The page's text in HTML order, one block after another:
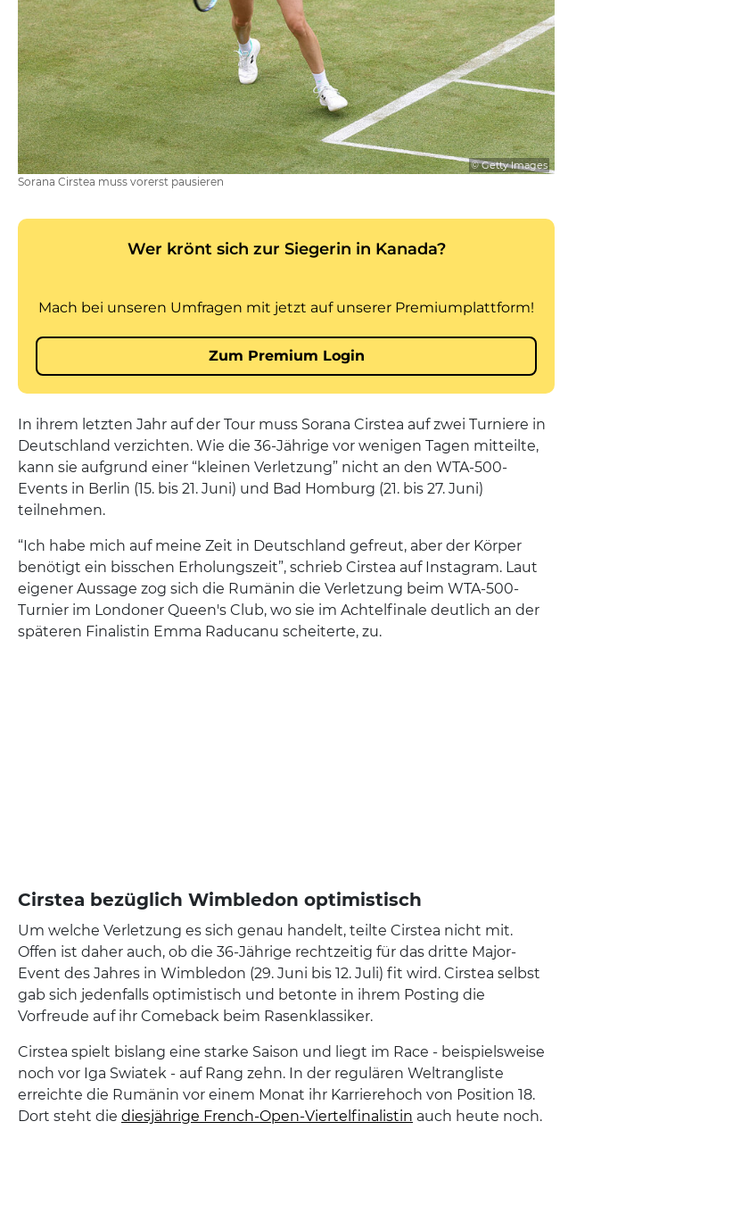
© Getty Images
Sorana Cirstea muss vorerst pausieren
In ihrem letzten Jahr auf der Tour muss Sorana Cirstea auf zwei Turniere in
Deutschland verzichten. Wie die 36-Jährige vor wenigen Tagen mitteilte,
kann sie aufgrund einer “kleinen Verletzung” nicht an den WTA-500-
Events in Berlin (15. bis 21. Juni) und Bad Homburg (21. bis 27. Juni)
teilnehmen.
“Ich habe mich auf meine Zeit in Deutschland gefreut, aber der Körper
benötigt ein bisschen Erholungszeit”, schrieb Cirstea auf Instagram. Laut
eigener Aussage zog sich die Rumänin die Verletzung beim WTA-500-
Turnier im Londoner Queen's Club, wo sie im Achtelfinale deutlich an der
späteren Finalistin Emma Raducanu scheiterte, zu.
Cirstea bezüglich Wimbledon optimistisch
Um welche Verletzung es sich genau handelt, teilte Cirstea nicht mit.
Offen ist daher auch, ob die 36-Jährige rechtzeitig für das dritte Major-
Event des Jahres in Wimbledon (29. Juni bis 12. Juli) fit wird. Cirstea selbst
gab sich jedenfalls optimistisch und betonte in ihrem Posting die
Vorfreude auf ihr Comeback beim Rasenklassiker.
Cirstea spielt bislang eine starke Saison und liegt im Race - beispielsweise
noch vor Iga Swiatek - auf Rang zehn. In der regulären Weltrangliste
erreichte die Rumänin vor einem Monat ihr Karrierehoch von Position 18.
Dort steht die diesjährige French-Open-Viertelfinalistin auch heute noch.